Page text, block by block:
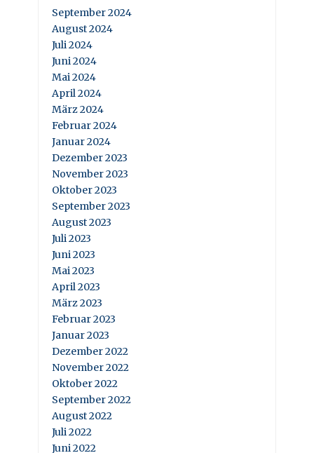
September 2024
August 2024
Juli 2024
Juni 2024
Mai 2024
April 2024
März 2024
Februar 2024
Januar 2024
Dezember 2023
November 2023
Oktober 2023
September 2023
August 2023
Juli 2023
Juni 2023
Mai 2023
April 2023
März 2023
Februar 2023
Januar 2023
Dezember 2022
November 2022
Oktober 2022
September 2022
August 2022
Juli 2022
Juni 2022